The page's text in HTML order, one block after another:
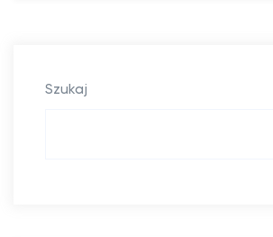
a
Szukaj